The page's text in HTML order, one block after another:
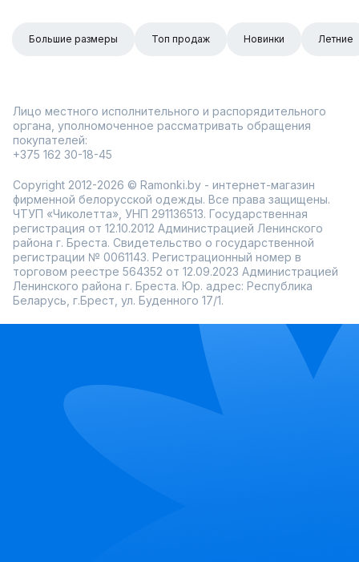
Большие размеры Топ продаж Новинки Летние
Лицо местного исполнительного и распорядительного
органа, уполномоченное рассматривать обращения
покупателей:
+375 162 30-18-45
Copyright 2012-2026 © Ramonki.by - интернет-магазин
фирменной белорусской одежды. Все права защищены.
ЧТУП «Чиколетта», УНП 291136513. Государственная
регистрация от 12.10.2012 Администрацией Ленинского
района г. Бреста. Свидетельство о государственной
регистрации № 0061143. Регистрационный номер в
торговом реестре 564352 от 12.09.2023 Администрацией
Ленинского района г. Бреста. Юр. адрес: Республика
Беларусь, г.Брест, ул. Буденного 17/1.